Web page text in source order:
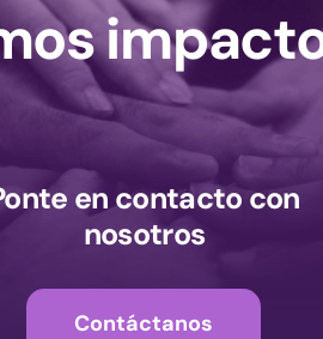
en contacto con
nosotros
Contáctanos